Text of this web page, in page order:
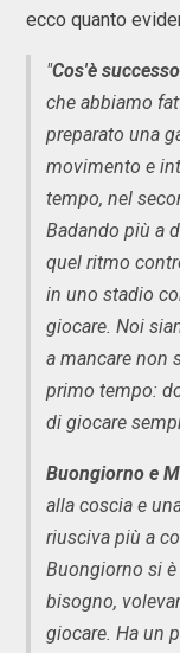
ecco quanto
"Cos'è
che abbiamo
preparato una
movimento e
tempo, nel
Badando più a
quel ritmo
in uno stadio
giocare. Noi
a mancare non
primo tempo:
di giocare
Buongiorno e
alla coscia e
riusciva più a
Buongiorno si
bisogno,
giocare. Ha un